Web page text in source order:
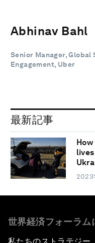
Abhinav Bahl
Senior Manager, Global
Engagement, Uber
最新記事
2023
世界経済フォーラム